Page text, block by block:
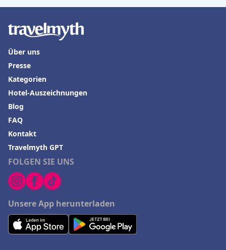
FOLGEN SIE UNS
Unsere App herunterladen
Über uns
Presse
Kategorien
Hotel-Auszeichnungen
Blog
FAQ
Kontakt
Travelmyth GPT